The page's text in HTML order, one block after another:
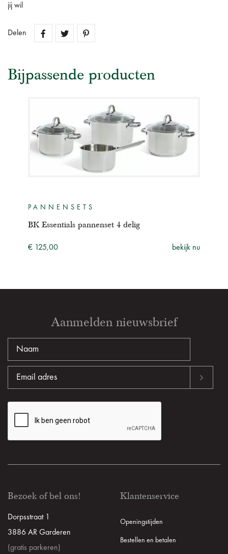
jij wil
Delen
Bijpassende producten
PANNENSETS
BK Essentials pannenset 4 delig
€ 125,00 bekijk nu
Aanmelden nieuwsbrief
Bezoek of bel ons!
Dorpsstraat 1
3886 AR Garderen
(gratis parkeren)
Klantenservice
Openingstijden
Bestellen en betalen